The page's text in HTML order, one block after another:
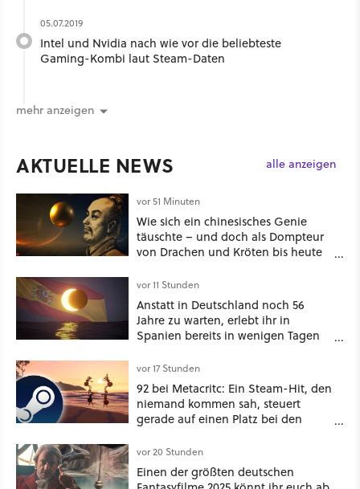
05.07.2019
Intel und Nvidia nach wie vor die beliebteste
Gaming-Kombi laut Steam-Daten
mehr anzeigen
AKTUELLE NEWS alle anzeigen
vor 51 Minuten
Wie sich ein chinesisches Genie
täuschte – und doch als Dompteur
von Drachen und Kröten bis heute
vor 11 Stunden
Anstatt in Deutschland noch 56
Jahre zu warten, erlebt ihr in
Spanien bereits in wenigen Tagen
vor 17 Stunden
92 bei Metacritc: Ein Steam-Hit, den
niemand kommen sah, steuert
gerade auf einen Platz bei den
vor 20 Stunden
Einen der größten deutschen